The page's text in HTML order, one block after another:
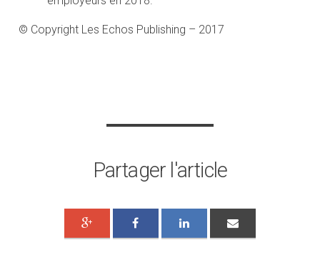
© Copyright Les Echos Publishing – 2017
Partager l'article